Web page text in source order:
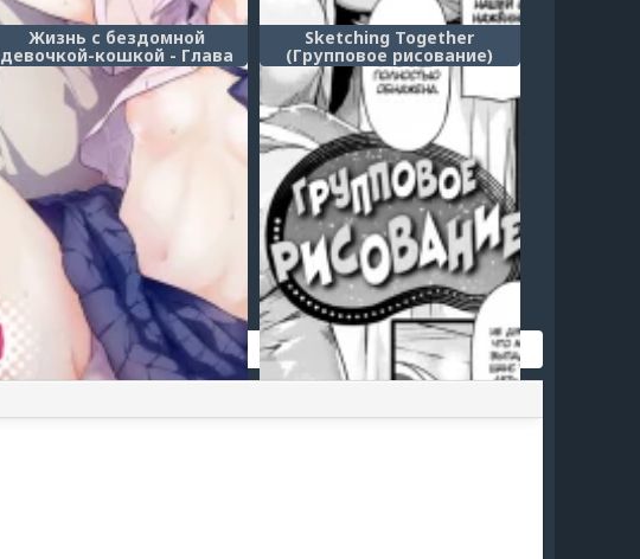
Жизнь с бездомной
девочкой-кошкой - Глава
10 (Совместная жизнь с
бездомной девушкой-
кошкой)
Sketching Together
(Групповое рисование)